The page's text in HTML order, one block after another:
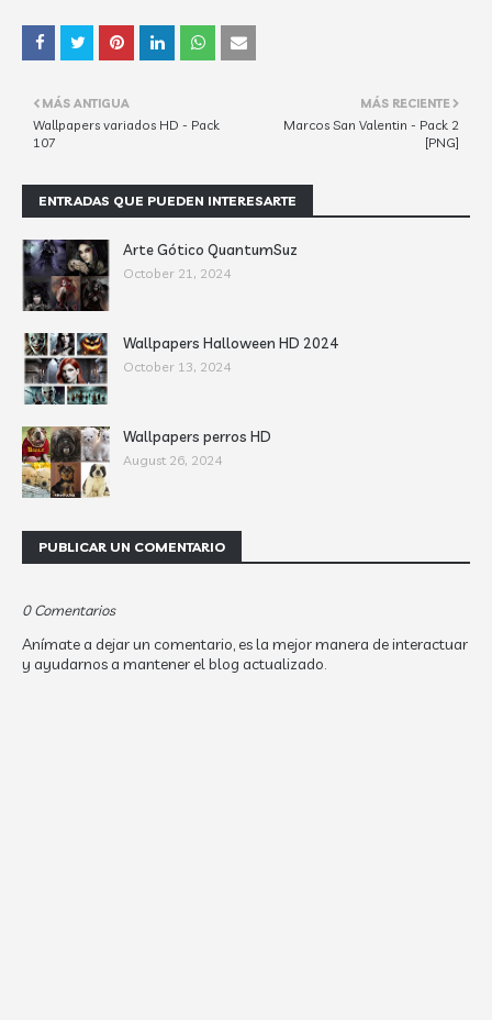
MÁS RECIENTE
Marcos San Valentin - Pack 2
[PNG]
MÁS ANTIGUA
Wallpapers variados HD - Pack
107
ENTRADAS QUE PUEDEN INTERESARTE
Arte Gótico QuantumSuz
October 21, 2024
Wallpapers Halloween HD 2024
October 13, 2024
Wallpapers perros HD
August 26, 2024
PUBLICAR UN COMENTARIO
0 Comentarios
Anímate a dejar un comentario, es la mejor manera de interactuar
y ayudarnos a mantener el blog actualizado.